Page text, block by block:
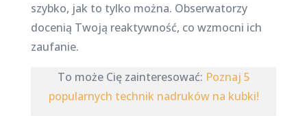
szybko, jak to tylko można. Obserwatorzy
docenią Twoją reaktywność, co wzmocni ich
zaufanie.
To może Cię zainteresować: Poznaj 5
popularnych technik nadruków na kubki!